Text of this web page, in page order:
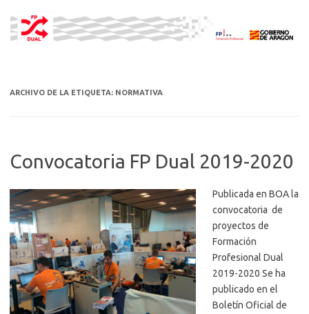
contenido
ARCHIVO DE LA ETIQUETA: NORMATIVA
Convocatoria FP Dual 2019-2020
Publicada en BOA la
convocatoria de
proyectos de
Formación
Profesional Dual
2019-2020 Se ha
publicado en el
Boletín Oficial de